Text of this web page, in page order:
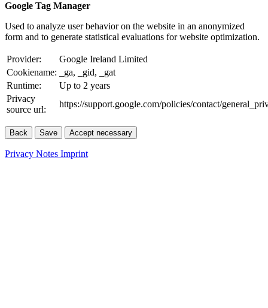
Google Tag Manager
Used to analyze user behavior on the website in an anonymized
form and to generate statistical evaluations for website optimization.
Provider:
Google Ireland Limited
Cookiename:
_ga, _gid, _gat
Runtime:
Up to 2 years
Privacy
source url:
https://support.google.com/policies/contact/
Back Save Accept necessary
Privacy Notes Imprint